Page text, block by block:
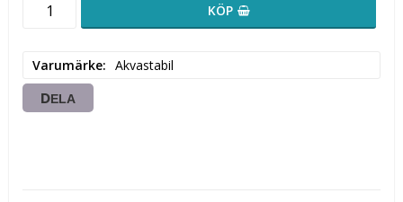
KÖP
Varumärke Akvastabil
DELA